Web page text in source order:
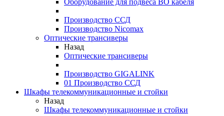
Оборудование для подвеса ВО кабеля
Производство ССД
Производство Nicomax
Оптические трансиверы
Назад
Оптические трансиверы
Производство GIGALINK
01 Производство ССД
Шкафы телекоммуникационные и стойки
Назад
Шкафы телекоммуникационные и стойки